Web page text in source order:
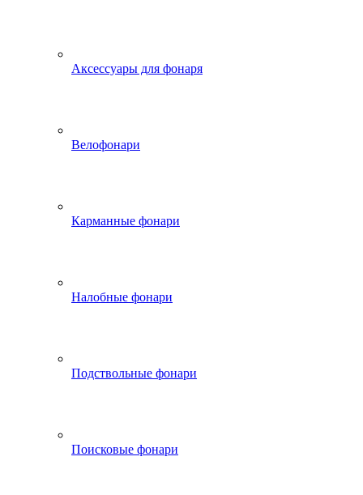
Аксессуары для фонаря
Велофонари
Карманные фонари
Налобные фонари
Подствольные фонари
Поисковые фонари